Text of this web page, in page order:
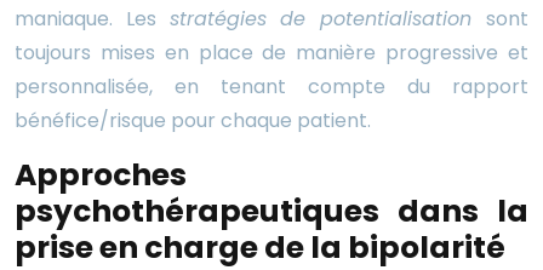
maniaque. Les stratégies de potentialisationsont
toujours mises en place de manière progressive et
personnalisée, en tenant compte du rapport
bénéfice/risque pour chaque patient.
Approches
psychothérapeutiques dans la
prise en charge de la bipolarité